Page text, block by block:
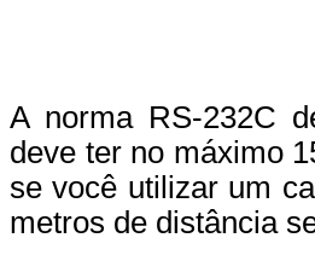
A norma RS-232C
deve ter no máximo
se você utilizar um
metros de distância